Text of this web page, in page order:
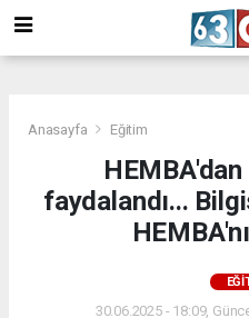
Anasayfa Eğitim
faydalandı...
30.06.2025 - 18:09,